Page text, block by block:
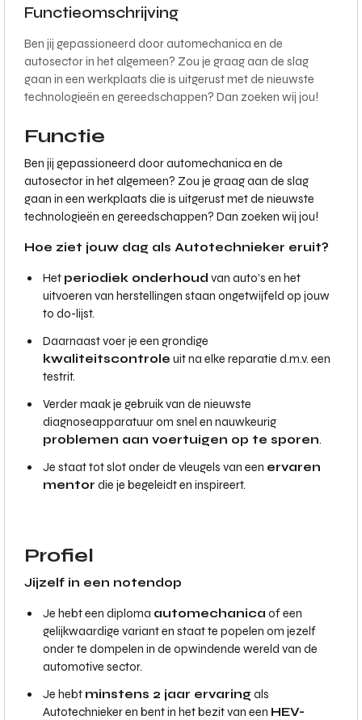
Functieomschrijving
Ben jij gepassioneerd door automechanica en de
autosector in het algemeen? Zou je graag aan de slag
gaan in een werkplaats die is uitgerust met de nieuwste
technologieën en gereedschappen? Dan zoeken wij jou!
Functie
Ben jij gepassioneerd door automechanica en de
autosector in het algemeen? Zou je graag aan de slag
gaan in een werkplaats die is uitgerust met de nieuwste
technologieën en gereedschappen? Dan zoeken wij jou!
Hoe ziet jouw dag als Autotechnieker eruit?
Het periodiek onderhoud van auto’s en het
uitvoeren van herstellingen staan ongetwijfeld op jouw
to do-lijst.
Daarnaast voer je een grondige
kwaliteitscontrole uit na elke reparatie d.m.v. een
testrit.
Verder maak je gebruik van de nieuwste
diagnoseapparatuur om snel en nauwkeurig
problemen aan voertuigen op te sporen.
Je staat tot slot onder de vleugels van een ervaren
mentor die je begeleidt en inspireert.
Profiel
Jijzelf in een notendop
Je hebt een diploma automechanica of een
gelijkwaardige variant en staat te popelen om jezelf
onder te dompelen in de opwindende wereld van de
automotive sector.
Je hebt minstens 2 jaar ervaring als
Autotechnieker en bent in het bezit van een HEV-